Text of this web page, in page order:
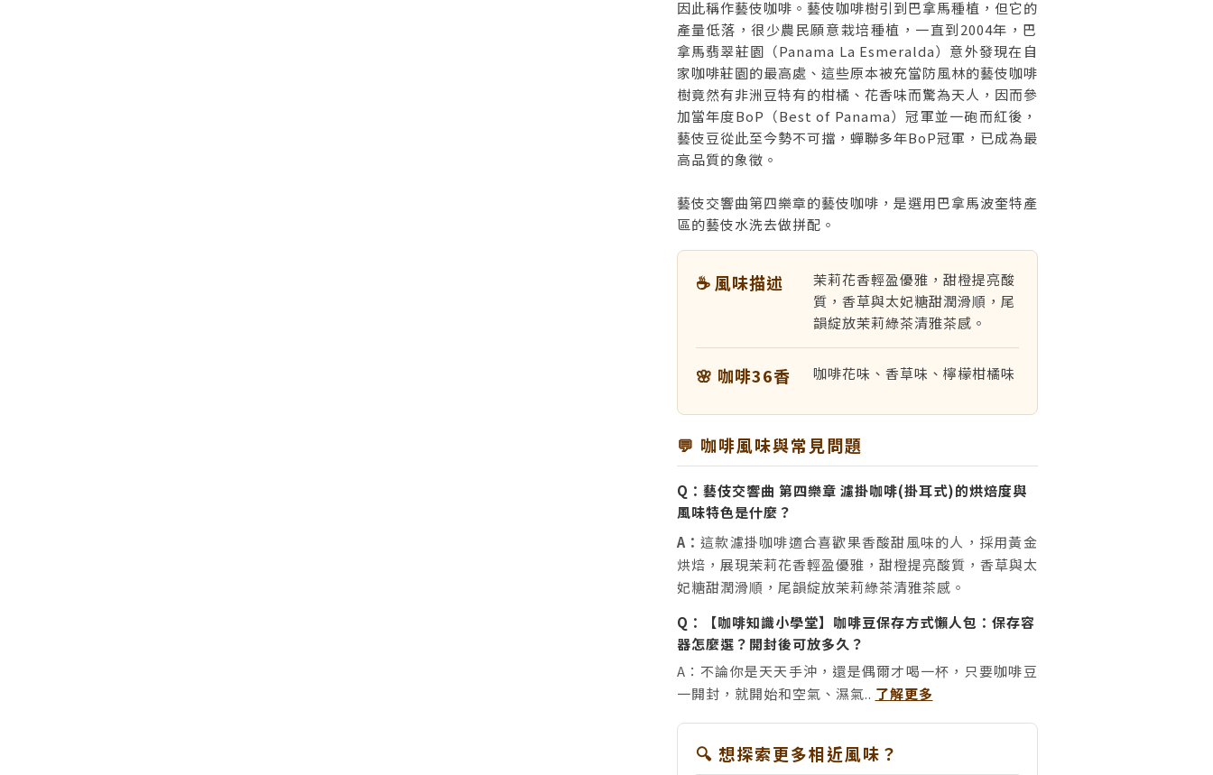
因此稱作藝伎咖啡。藝伎咖啡樹引到巴拿馬種植，但它的
產量低落，很少農民願意栽培種植，一直到2004年，巴
拿馬翡翠莊園（Panama La Esmeralda）意外發現在自
家咖啡莊園的最高處、這些原本被充當防風林的藝伎咖啡
樹竟然有非洲豆特有的柑橘、花香味而驚為天人，因而參
加當年度BoP（Best of Panama）冠軍並一砲而紅後，
藝伎豆從此至今勢不可擋，蟬聯多年BoP冠軍，已成為最
高品質的象徵。
藝伎交響曲第四樂章的藝伎咖啡，是選用巴拿馬波奎特產
區的藝伎水洗去做拼配。
☕ 風味描述
茉莉花香輕盈優雅，甜橙提亮酸
質，香草與太妃糖甜潤滑順，尾
韻綻放茉莉綠茶清雅茶感。
🌸 咖啡36香 咖啡花味、香草味、檸檬柑橘味
💬 咖啡風味與常見問題
Q：藝伎交響曲 第四樂章 濾掛咖啡(掛耳式)的烘焙度與
風味特色是什麼？
A： 這款濾掛咖啡適合喜歡果香酸甜風味的人，採用黃金
烘焙，展現茉莉花香輕盈優雅，甜橙提亮酸質，香草與太
妃糖甜潤滑順，尾韻綻放茉莉綠茶清雅茶感。
Q：【咖啡知識小學堂】咖啡豆保存方式懶人包：保存容
器怎麼選？開封後可放多久？
A：不論你是天天手沖，還是偶爾才喝一杯，只要咖啡豆
一開封，就開始和空氣、濕氣.. 了解更多
🔍 想探索更多相近風味？